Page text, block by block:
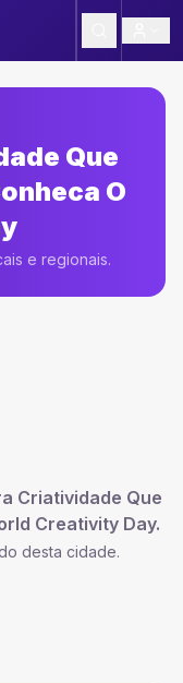
Que
O
e regionais.
Criatividade Que
Creativity Day.
desta cidade.